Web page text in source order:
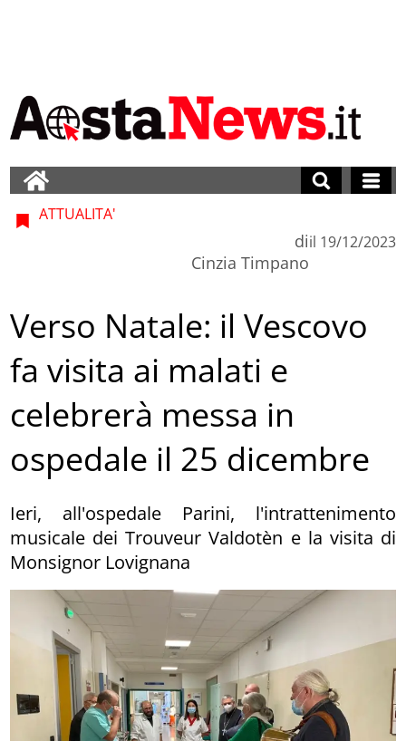
ATTUALITA'
di
Cinzia Timpano
il 19/12/2023
Verso Natale: il Vescovo
fa visita ai malati e
celebrerà messa in
ospedale il 25 dicembre
Ieri, all'ospedale Parini, l'intrattenimento
musicale dei Trouveur Valdotèn e la visita di
Monsignor Lovignana